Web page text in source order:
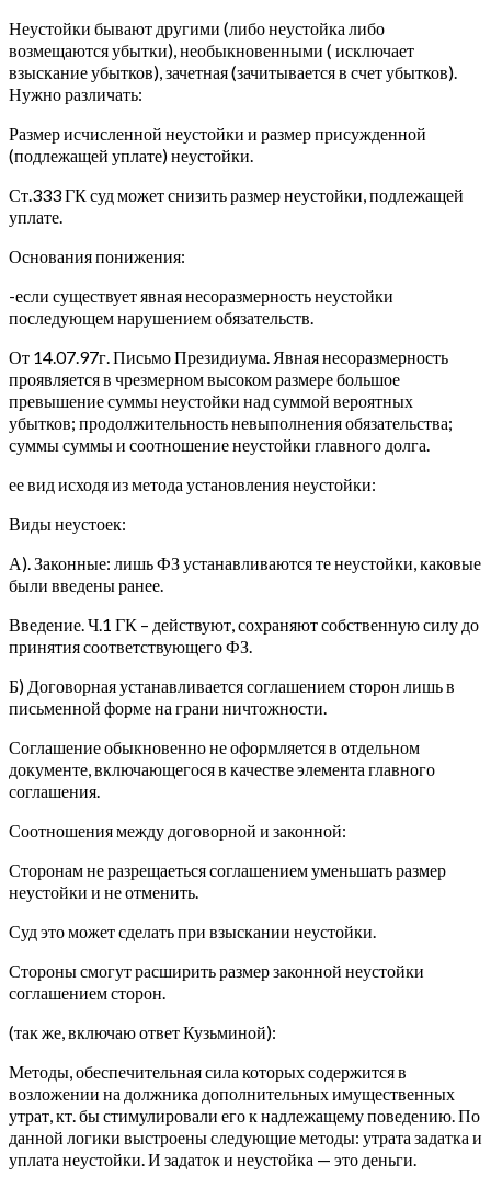
Неустойки бывают другими (либо неустойка либо
возмещаются убытки), необыкновенными ( исключает
взыскание убытков), зачетная (зачитывается в счет убытков).
Нужно различать:
Размер исчисленной неустойки и размер присужденной
(подлежащей уплате) неустойки.
Ст.333 ГК суд может снизить размер неустойки, подлежащей
уплате.
Основания понижения:
-если существует явная несоразмерность неустойки
последующем нарушением обязательств.
От 14.07.97г. Письмо Президиума. Явная несоразмерность
проявляется в чрезмерном высоком размере большое
превышение суммы неустойки над суммой вероятных
убытков; продолжительность невыполнения обязательства;
суммы суммы и соотношение неустойки главного долга.
ее вид исходя из метода установления неустойки:
Виды неустоек:
А). Законные: лишь ФЗ устанавливаются те неустойки, каковые
были введены ранее.
Введение. Ч.1 ГК – действуют, сохраняют собственную силу до
принятия соответствующего ФЗ.
Б) Договорная устанавливается соглашением сторон лишь в
письменной форме на грани ничтожности.
Соглашение обыкновенно не оформляется в отдельном
документе, включающегося в качестве элемента главного
соглашения.
Соотношения между договорной и законной:
Сторонам не разрещаеться соглашением уменьшать размер
неустойки и не отменить.
Суд это может сделать при взыскании неустойки.
Стороны смогут расширить размер законной неустойки
соглашением сторон.
(так же, включаю ответ Кузьминой):
Методы, обеспечительная сила которых содержится в
возложении на должника дополнительных имущественных
утрат, кт. бы стимулировали его к надлежащему поведению. По
данной логики выстроены следующие методы: утрата задатка и
уплата неустойки. И задаток и неустойка — это деньги.